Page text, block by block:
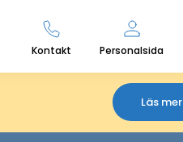
Kontakt Personalsida
Läs mer